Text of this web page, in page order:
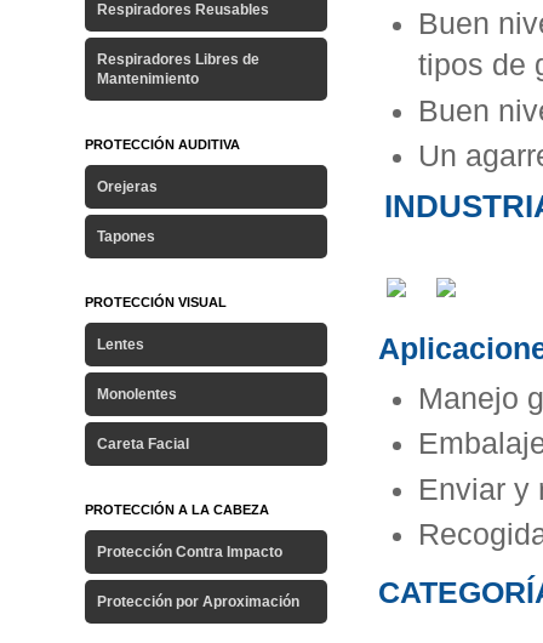
Buen
tipos de
Buen
Un
Manejo
Enviar y
Respiradores Reusables
Respiradores Libres de
Mantenimiento
PROTECCIÓN AUDITIVA
Orejeras
Tapones
PROTECCIÓN VISUAL
Lentes
Monolentes
Careta Facial
PROTECCIÓN A LA CABEZA
Protección Contra Impacto
Protección por Aproximación